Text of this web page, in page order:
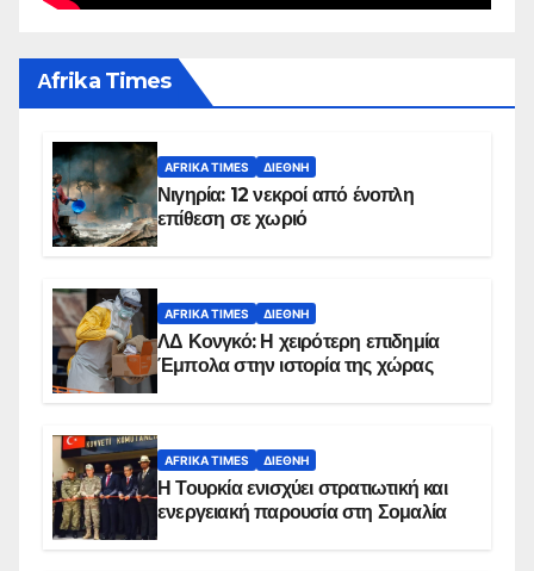
Αfrika Times
AFRIKA TIMES ΔΙΕΘΝΉ
Νιγηρία: 12 νεκροί από ένοπλη
επίθεση σε χωριό
AFRIKA TIMES ΔΙΕΘΝΉ
ΛΔ Κονγκό: Η χειρότερη επιδημία
Έμπολα στην ιστορία της χώρας
AFRIKA TIMES ΔΙΕΘΝΉ
Η Τουρκία ενισχύει στρατιωτική και
ενεργειακή παρουσία στη Σομαλία